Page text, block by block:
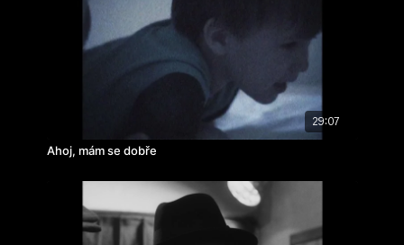
29:07
Ahoj, mám se dobře